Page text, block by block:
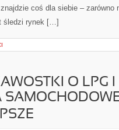
coś dla siebie – zarówno
śledzi rynek […]
O LPG I